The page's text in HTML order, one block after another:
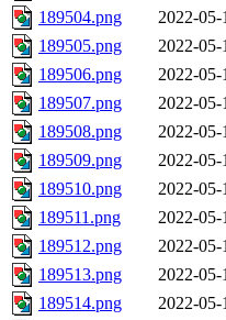
189504.png
2022-05-
189505.png
2022-05-
189506.png
2022-05-
189507.png
2022-05-
189508.png
2022-05-
189509.png
2022-05-
189510.png
2022-05-
189511.png
2022-05-
189512.png
2022-05-
189513.png
2022-05-
189514.png
2022-05-